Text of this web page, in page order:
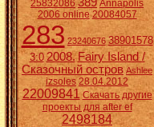
25832086
Annapolis
2006 online 20084057
283 23240676 38901578
3:0 2008. Fairy Island /
Сказочный остров Ashlee
izsoles 28.04.2012
22009841 Скачать другие
проекты для after ef
2498184